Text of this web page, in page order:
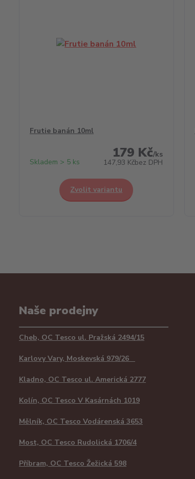
Frutie banán 10ml
179 Kč/ks
147,93 Kčbez DPH
Skladem > 5 ks
Zvolit variantu
Naše prodejny
Cheb, OC Tesco ul. Pražská 2494/15
Karlovy Vary, Moskevská 979/26
Kladno, OC Tesco ul. Americká 2777
Kolín, OC Tesco V Kasárnách 1019
Mělník, OC Tesco Vodárenská 3653
Most, OC Tesco Rudolická 1706/4
Příbram, OC Tesco Žežická 598